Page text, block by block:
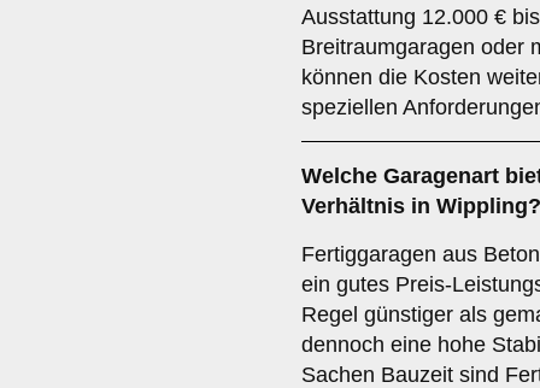
Ausstattung 12.000 €
Breitraumgaragen oder
können die Kosten
speziellen
Welche Garagenart
Verhältnis in Wippling?
Fertiggaragen aus
ein gutes Preis-
Regel günstiger als
dennoch eine hohe
Sachen Bauzeit sind